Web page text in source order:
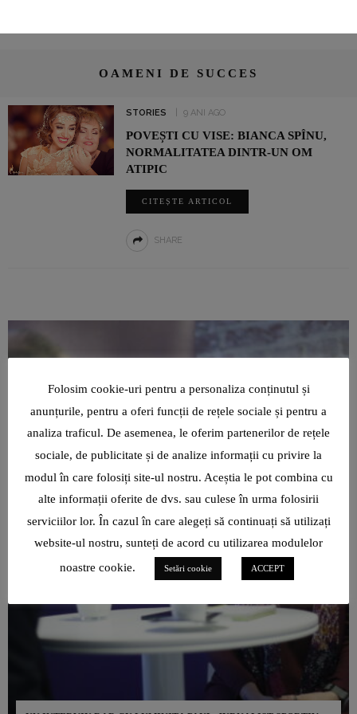
OAMENI DE SUCCES
STORIES 9 ANI AGO
POVEȘTI CU VISE: BIANCA SPÎNU,
NORMALITATEA DINTR-UN OM
ATIPIC
CITEȘTE ARTICOL
SHARE
Folosim cookie-uri pentru a personaliza conținutul și
anunțurile, pentru a oferi funcții de rețele sociale și pentru a
analiza traficul. De asemenea, le oferim partenerilor de rețele
sociale, de publicitate și de analize informații cu privire la
modul în care folosiți site-ul nostru. Aceștia le pot combina cu
alte informații oferite de dvs. sau culese în urma folosirii
serviciilor lor. În cazul în care alegeți să continuați să utilizați
website-ul nostru, sunteți de acord cu utilizarea modulelor
noastre cookie.
Setări cookie ACCEPT